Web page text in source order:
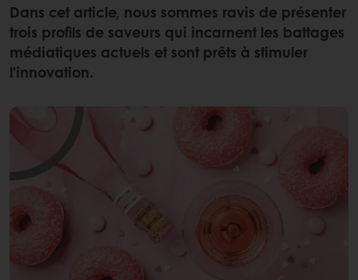
Dans cet article, nous sommes ravis de présenter
trois profils de saveurs qui incarnent les battages
médiatiques actuels et sont prêts à stimuler
l'innovation.